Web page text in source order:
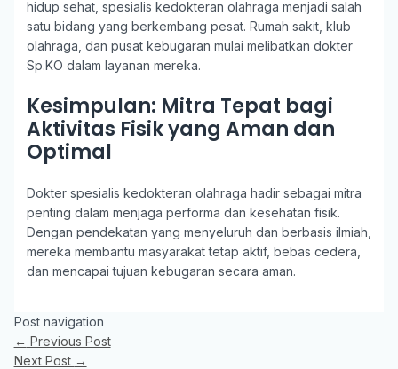
hidup sehat, spesialis kedokteran olahraga menjadi salah
satu bidang yang berkembang pesat. Rumah sakit, klub
olahraga, dan pusat kebugaran mulai melibatkan dokter
Sp.KO dalam layanan mereka.
Kesimpulan: Mitra Tepat bagi
Aktivitas Fisik yang Aman dan
Optimal
Dokter spesialis kedokteran olahraga hadir sebagai mitra
penting dalam menjaga performa dan kesehatan fisik.
Dengan pendekatan yang menyeluruh dan berbasis ilmiah,
mereka membantu masyarakat tetap aktif, bebas cedera,
dan mencapai tujuan kebugaran secara aman.
Post navigation
← Previous Post
Next Post →